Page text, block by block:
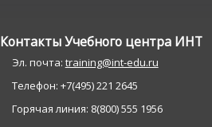
Контакты Учебного центра ИНT
Эл. почта: training@int-edu.ru
Телефон: +7(495) 221 2645
Горячая линия: 8(800) 555 1956